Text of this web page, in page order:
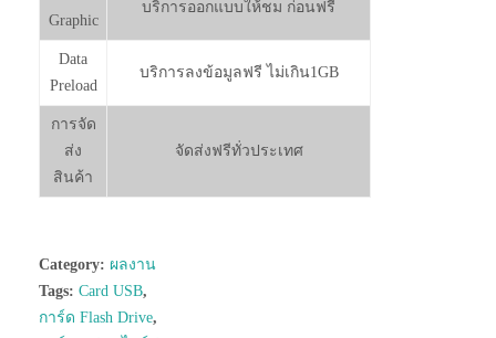
Graphic
บริการออกแบบให้ชม ก่อนฟรี
Data
Preload
บริการลงข้อมูลฟรี ไม่เกิน1GB
การจัด
ส่ง
สินค้า
จัดส่งฟรีทั่วประเทศ
Category: ผลงาน
Tags: Card USB,
การ์ด Flash Drive,